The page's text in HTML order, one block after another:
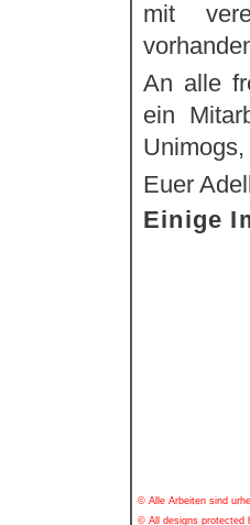
mit
An alle
ein
Euer
Einige
© Alle Arbeiten sind
© All designs protected